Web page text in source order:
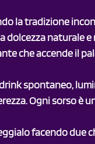
la tradizione
dolcezza naturale
che accende il
spontaneo,
Ogni sorso è
facendo due